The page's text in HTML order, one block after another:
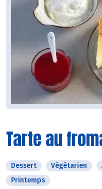
Tarte au
Dessert Végétarien
Printemps